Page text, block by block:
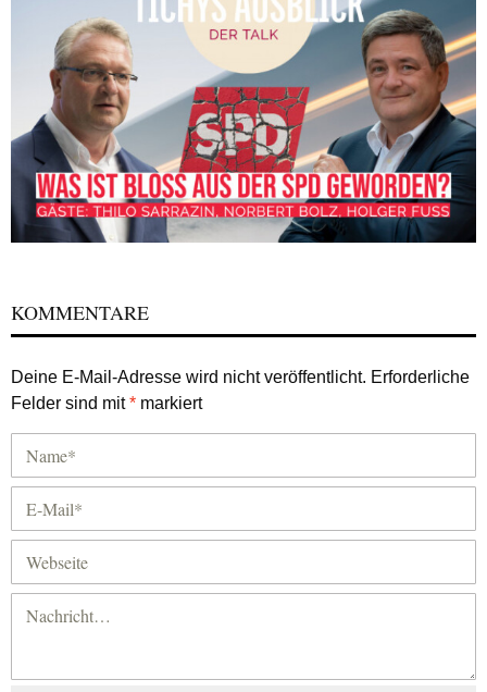
KOMMENTARE
Deine E-Mail-Adresse wird nicht veröffentlicht. Erforderliche
Felder sind mit* markiert